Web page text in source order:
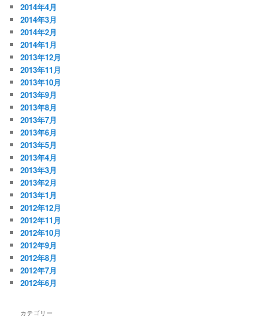
2014年4月
2014年3月
2014年2月
2014年1月
2013年12月
2013年11月
2013年10月
2013年9月
2013年8月
2013年7月
2013年6月
2013年5月
2013年4月
2013年3月
2013年2月
2013年1月
2012年12月
2012年11月
2012年10月
2012年9月
2012年8月
2012年7月
2012年6月
カテゴリー